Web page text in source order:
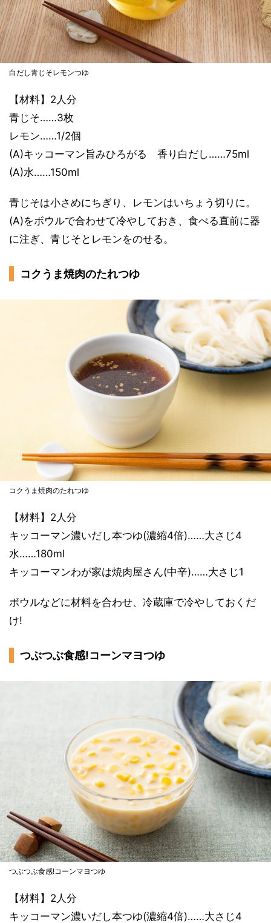
白だし青じそレモンつゆ
【材料】2人分
青じそ……3枚
レモン……1/2個
(A)キッコーマン旨みひろがる 香り白だし……75ml
(A)水……150ml
青じそは小さめにちぎり、レモンはいちょう切りに。
(A)をボウルで合わせて冷やしておき、食べる直前に器
に注ぎ、青じそとレモンをのせる。
コクうま焼肉のたれつゆ
コクうま焼肉のたれつゆ
【材料】2人分
キッコーマン濃いだし本つゆ(濃縮4倍)……大さじ4
水……180ml
キッコーマンわが家は焼肉屋さん(中辛)……大さじ1
ボウルなどに材料を合わせ、冷蔵庫で冷やしておくだ
け!
つぶつぶ食感!コーンマヨつゆ
つぶつぶ食感!コーンマヨつゆ
【材料】2人分
キッコーマン濃いだし本つゆ(濃縮4倍)……大さじ4